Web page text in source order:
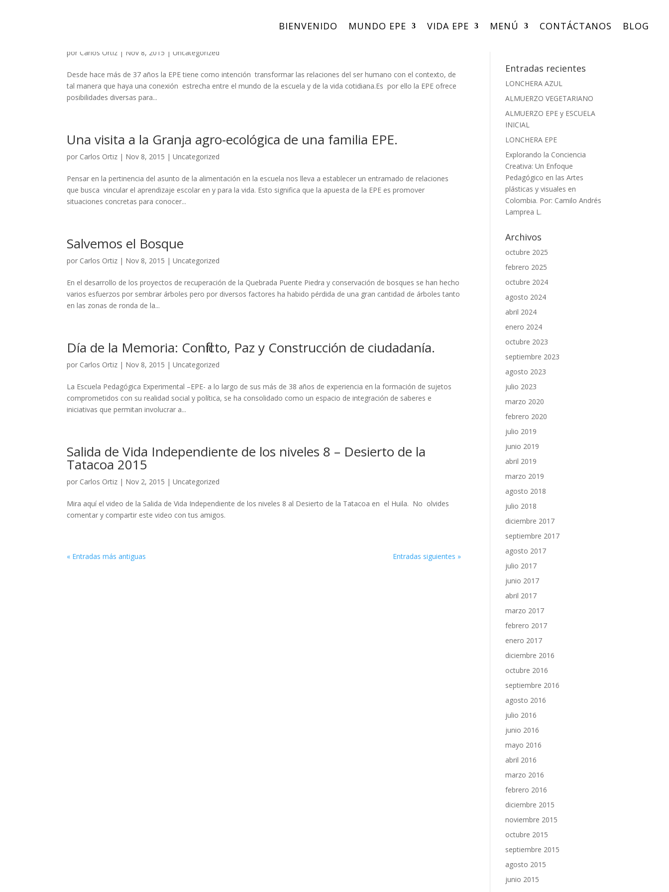
BIENVENIDO MUNDO EPE VIDA EPE MENÚ CONTÁCTANOS BLOG
Familia y Escuela, una semilla que germina.
por Carlos Ortiz | Nov 8, 2015 |Uncategorized
Desde hace más de 37 años la EPE tiene como intención transformar las relaciones del ser humano con el contexto, de
tal manera que haya una conexión estrecha entre el mundo de la escuela y de la vida cotidiana.Es por ello la EPE ofrece
posibilidades diversas para...
Una visita a la Granja agro-ecológica de una familia EPE.
por Carlos Ortiz | Nov 8, 2015 |Uncategorized
Pensar en la pertinencia del asunto de la alimentación en la escuela nos lleva a establecer un entramado de relaciones
que busca vincular el aprendizaje escolar en y para la vida. Esto significa que la apuesta de la EPE es promover
situaciones concretas para conocer...
Salvemos el Bosque
por Carlos Ortiz | Nov 8, 2015 |Uncategorized
​En el desarrollo de los proyectos de recuperación de la Quebrada Puente Piedra y conservación de bosques se han hecho
varios esfuerzos por sembrar árboles pero por diversos factores ha habido pérdida de una gran cantidad de árboles tanto
en las zonas de ronda de la...
Día de la Memoria: Conflicto, Paz y Construcción de ciudadanía.
por Carlos Ortiz | Nov 8, 2015 |Uncategorized
La Escuela Pedagógica Experimental –EPE- a lo largo de sus más de 38 años de experiencia en la formación de sujetos
comprometidos con su realidad social y política, se ha consolidado como un espacio de integración de saberes e
iniciativas que permitan involucrar a...
Salida de Vida Independiente de los niveles 8 – Desierto de la
Tatacoa 2015
por Carlos Ortiz | Nov 2, 2015 |Uncategorized
Mira aquí el video de la Salida de Vida Independiente de los niveles 8 al Desierto de la Tatacoa en el Huila. No olvides
comentar y compartir este video con tus amigos.
« Entradas más antiguas Entradas siguientes »
Entradas recientes
LONCHERA AZUL
ALMUERZO VEGETARIANO
ALMUERZO EPE y ESCUELA
INICIAL
LONCHERA EPE
Explorando la Conciencia
Creativa: Un Enfoque
Pedagógico en las Artes
plásticas y visuales en
Colombia. Por: Camilo Andrés
Lamprea L.
Archivos
octubre 2025
febrero 2025
octubre 2024
agosto 2024
abril 2024
enero 2024
octubre 2023
septiembre 2023
agosto 2023
julio 2023
marzo 2020
febrero 2020
julio 2019
junio 2019
abril 2019
marzo 2019
agosto 2018
julio 2018
diciembre 2017
septiembre 2017
agosto 2017
julio 2017
junio 2017
abril 2017
marzo 2017
febrero 2017
enero 2017
diciembre 2016
octubre 2016
septiembre 2016
agosto 2016
julio 2016
junio 2016
mayo 2016
abril 2016
marzo 2016
febrero 2016
diciembre 2015
noviembre 2015
octubre 2015
septiembre 2015
agosto 2015
junio 2015